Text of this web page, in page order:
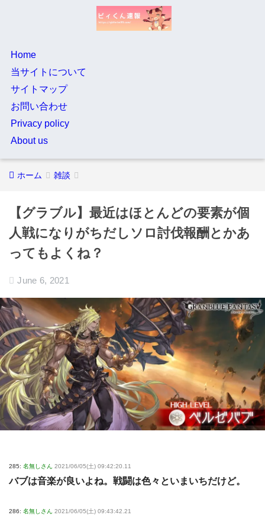
Home
当サイトについて
サイトマップ
お問い合わせ
Privacy policy
About us
ホーム 雑談
【グラブル】最近はほとんどの要素が個
人戦になりがちだしソロ討伐報酬とかあ
ってもよくね？
June 6, 2021
285: 名無しさん 2021/06/05(土) 09:42:20.11
バブは音楽が良いよね。戦闘は色々といまいちだけど。
286: 名無しさん 2021/06/05(土) 09:43:42.21